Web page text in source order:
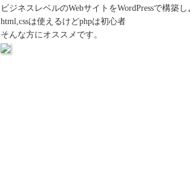
ビジネスレベルのWebサイトをWordPressで構築
html,cssは使えるけどphpは初心者
そんな方にオススメです。